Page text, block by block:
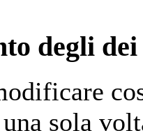
degli dei
sola